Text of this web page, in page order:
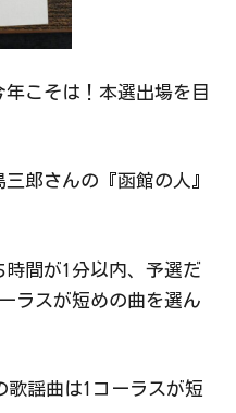
こそは！本選出場を目
郎さんの『函館の人』
間が1分以内、予選だ
ラスが短めの曲を選ん
歌謡曲は1コーラスが短